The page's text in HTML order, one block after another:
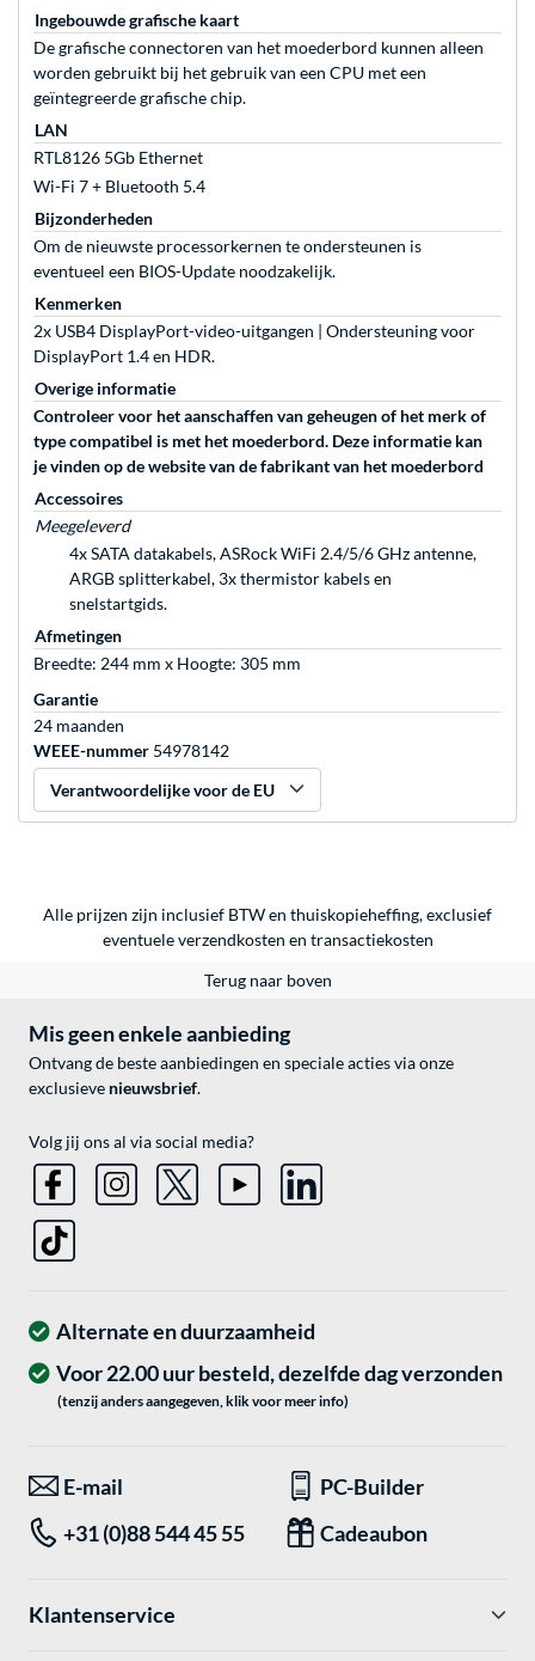
Ingebouwde grafische kaart
De grafische connectoren van het moederbord kunnen alleen
worden gebruikt bij het gebruik van een CPU met een
geïntegreerde grafische chip.
LAN
RTL8126 5Gb Ethernet
Wi-Fi 7 + Bluetooth 5.4
Bijzonderheden
Om de nieuwste processorkernen te ondersteunen is
eventueel een BIOS-Update noodzakelijk.
Kenmerken
2x USB4 DisplayPort-video-uitgangen | Ondersteuning voor
DisplayPort 1.4 en HDR.
Overige informatie
Controleer voor het aanschaffen van geheugen of het merk of
type compatibel is met het moederbord. Deze informatie kan
je vinden op de website van de fabrikant van het moederbord
Accessoires
Meegeleverd
4x SATA datakabels, ASRock WiFi 2.4/5/6 GHz antenne,
ARGB splitterkabel, 3x thermistor kabels en
snelstartgids.
Afmetingen
Breedte: 244 mm x Hoogte: 305 mm
Garantie
24 maanden
WEEE-nummer 54978142
Verantwoordelijke voor de EU
Alle prijzen zijn inclusief BTW en thuiskopieheffing, exclusief
eventueleverzendkosten en transactiekosten
Terug naar boven
Mis geen enkele aanbieding
Ontvang de beste aanbiedingen en speciale acties via onze
exclusieve nieuwsbrief.
Volg jij ons al via social media?
Alternate en duurzaamheid
Voor 22.00 uur besteld, dezelfde dag verzonden
(tenzij anders aangegeven, klik voor meer info)
E-mail
PC-Builder
+31 (0)88 544 45 55
Cadeaubon
Klantenservice